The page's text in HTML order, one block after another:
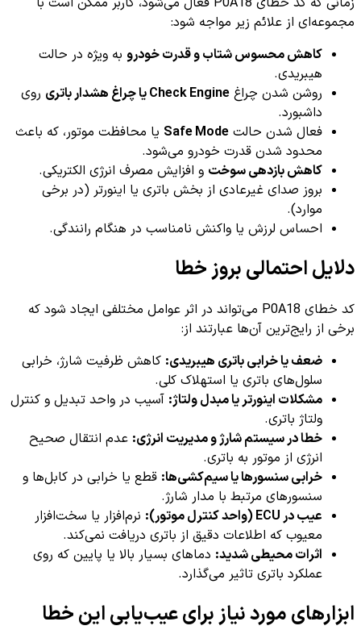
مجموعه‌ای از علائم زیر مواجه شود:
کاهش محسوس شتاب و قدرت خودرو به ویژه در حالت
هیبریدی.
روشن شدن چراغ Check Engine یا چراغ هشدار باتری
روی
داشبورد.
فعال شدن حالت Safe Mode یا محافظت موتور، که باعث
محدود شدن قدرت خودرو می‌شود.
کاهش بازدهی سوخت و افزایش مصرف انرژی الکتریکی.
بروز صدای غیرعادی از بخش باتری یا اینورتر (در برخی
موارد).
احساس لرزش یا واکنش نامناسب در هنگام رانندگی.
دلایل احتمالی بروز خطا
کد خطای P0A18 می‌تواند در اثر عوامل مختلفی ایجاد شود که
برخی از رایج‌ترین آن‌ها عبارتند از:
ضعف یا خرابی باتری هیبریدی: کاهش ظرفیت شارژ، خرابی
سلول‌های باتری یا استهلاک کلی.
مشکلات اینورتر یا مبدل ولتاژ: آسیب در واحد تبدیل و کنترل
ولتاژ باتری.
خطا در سیستم شارژ و مدیریت انرژی: عدم انتقال صحیح
انرژی از موتور به باتری.
خرابی سنسورها یا سیم‌کشی‌ها: قطع یا خرابی در کابل‌ها و
سنسورهای مرتبط با مدار شارژ.
عیب در ECU (واحد کنترل موتور):
نرم‌افزار یا سخت‌افزار
معیوب که اطلاعات دقیق از باتری دریافت نمی‌کند.
اثرات محیطی شدید: دماهای بسیار بالا یا پایین که روی
عملکرد باتری تاثیر می‌گذارد.
ابزارهای مورد نیاز برای عیب‌یابی این خطا